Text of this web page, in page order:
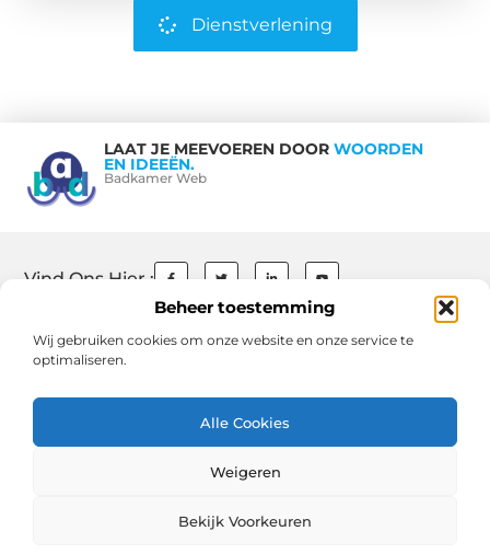
Beheer toestemming
Wij gebruiken cookies om onze website en onze service te
optimaliseren.
Alle Cookies
Weigeren
Bekijk Voorkeuren
Dienstverlening
LAAT JE MEEVOEREN DOOR WOORDEN
EN IDEEËN.
Badkamer Web
Vind Ons Hier :
Website index Cookiebeleid (EU)
Goede Backlinks: De Sleutel tot Succesvolle SEO en Hogere Rankings
Geld Verdienen via Internet: Jouw Gids naar Online Inkomen en Vrijheid